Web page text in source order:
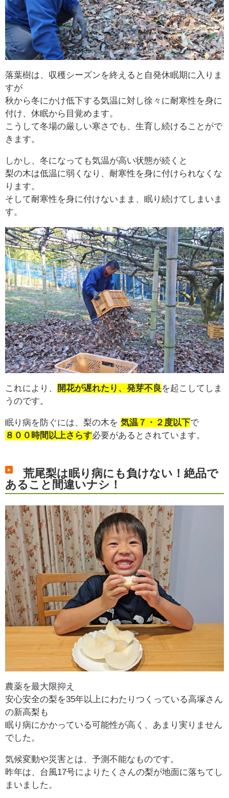
落葉樹は、収穫シーズンを終えると自発休眠期に入りま
すが
秋から冬にかけ低下する気温に対し徐々に耐寒性を身に
付け、休眠から目覚めます。
こうして冬場の厳しい寒さでも、生育し続けることがで
きます。
しかし、冬になっても気温が高い状態が続くと
梨の木は低温に弱くなり、耐寒性を身に付けられなくな
ります。
そして耐寒性を身に付けないまま、眠り続けてしまいま
す。
これにより、 開花が遅れたり、発芽不良 を起こしてしま
うのです。
眠り病を防ぐには、梨の木を 気温７・２度以下で
８００時間以上さらす必要があるとされています。
荒尾梨は眠り病にも負けない！絶品で
あること間違いナシ！
農薬を最大限抑え
安心安全の梨を35年以上にわたりつくっている高塚さん
の新高梨も
眠り病にかかっている可能性が高く、あまり実りません
でした。
気候変動や災害とは、予測不能なものです。
昨年は、台風17号によりたくさんの梨が地面に落ちてし
まいました。